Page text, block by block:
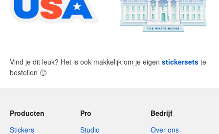
Vind je dit leuk? Het is ook makkelijk om je eigen stickersets te
bestellen 🙂
Producten
Stickers
Pro
Studio
Bedrijf
Over ons